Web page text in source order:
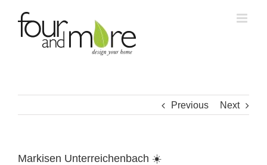
content
Previous Next
Markisen Unterreichenbach ☀️